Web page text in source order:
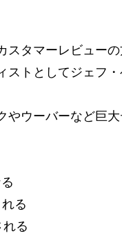
スタマーレビューの
ストとしてジェフ
やウーバーなど巨
る
る